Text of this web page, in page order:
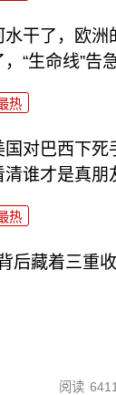
水干了，欧洲
，“生命线”告
热
国对巴西下死
清谁才是真朋
热
后藏着三重
阅读 6411